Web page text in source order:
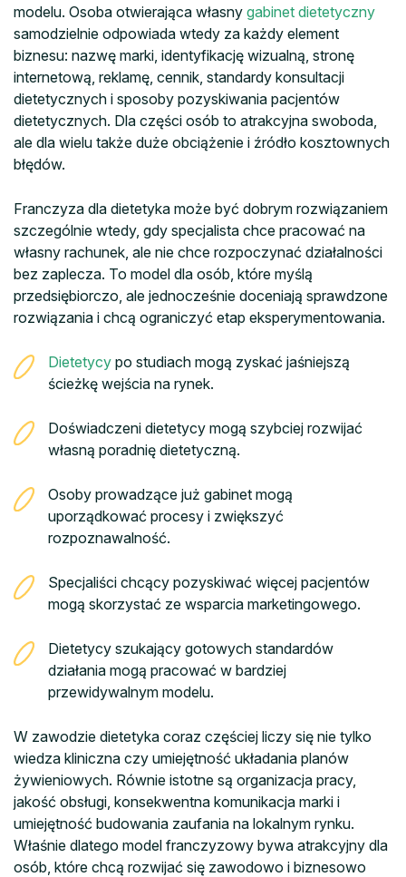
modelu. Osoba otwierająca własny gabinet dietetyczny
samodzielnie odpowiada wtedy za każdy element
biznesu: nazwę marki, identyfikację wizualną, stronę
internetową, reklamę, cennik, standardy konsultacji
dietetycznych i sposoby pozyskiwania pacjentów
dietetycznych. Dla części osób to atrakcyjna swoboda,
ale dla wielu także duże obciążenie i źródło kosztownych
błędów.
Franczyza dla dietetyka może być dobrym rozwiązaniem
szczególnie wtedy, gdy specjalista chce pracować na
własny rachunek, ale nie chce rozpoczynać działalności
bez zaplecza. To model dla osób, które myślą
przedsiębiorczo, ale jednocześnie doceniają sprawdzone
rozwiązania i chcą ograniczyć etap eksperymentowania.
Dietetycy po studiach mogą zyskać jaśniejszą
ścieżkę wejścia na rynek.
Doświadczeni dietetycy mogą szybciej rozwijać
własną poradnię dietetyczną.
Osoby prowadzące już gabinet mogą
uporządkować procesy i zwiększyć
rozpoznawalność.
Specjaliści chcący pozyskiwać więcej pacjentów
mogą skorzystać ze wsparcia marketingowego.
Dietetycy szukający gotowych standardów
działania mogą pracować w bardziej
przewidywalnym modelu.
W zawodzie dietetyka coraz częściej liczy się nie tylko
wiedza kliniczna czy umiejętność układania planów
żywieniowych. Równie istotne są organizacja pracy,
jakość obsługi, konsekwentna komunikacja marki i
umiejętność budowania zaufania na lokalnym rynku.
Właśnie dlatego model franczyzowy bywa atrakcyjny dla
osób, które chcą rozwijać się zawodowo i biznesowo